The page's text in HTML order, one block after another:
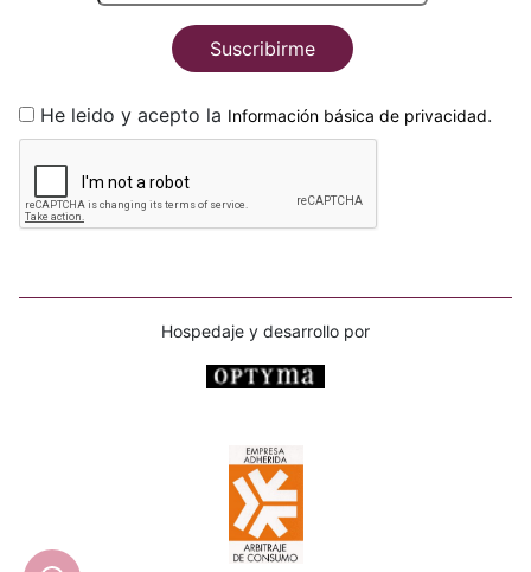
Suscribirme
He leido y acepto la Información básica de privacidad.
Hospedaje y desarrollo por